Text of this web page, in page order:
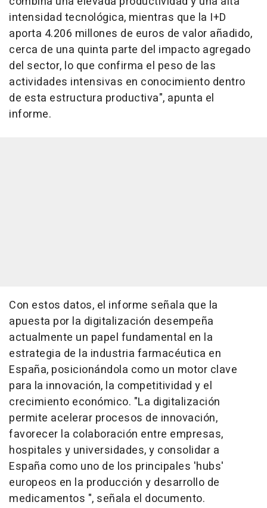
intensidad tecnológica, mientras que la I+D
aporta 4.206 millones de euros de valor añadido,
cerca de una quinta parte del impacto agregado
del sector, lo que confirma el peso de las
actividades intensivas en conocimiento dentro
de esta estructura productiva", apunta el
informe.
Con estos datos, el informe señala que la
apuesta por la digitalización desempeña
actualmente un papel fundamental en la
estrategia de la industria farmacéutica en
España, posicionándola como un motor clave
para la innovación, la competitividad y el
crecimiento económico. "La digitalización
permite acelerar procesos de innovación,
favorecer la colaboración entre empresas,
hospitales y universidades, y consolidar a
España como uno de los principales 'hubs'
europeos en la producción y desarrollo de
medicamentos ", señala el documento.